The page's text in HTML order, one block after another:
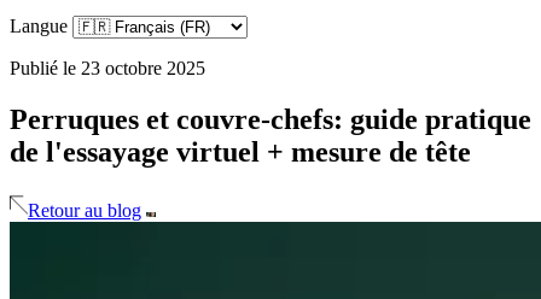
Langue
Publié le 23 octobre 2025
Perruques et couvre-chefs: guide pratique
de l'essayage virtuel + mesure de tête
Retour au blog